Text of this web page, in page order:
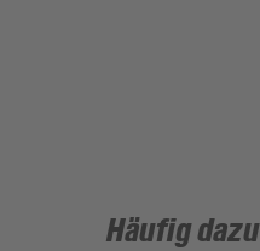
Häufig